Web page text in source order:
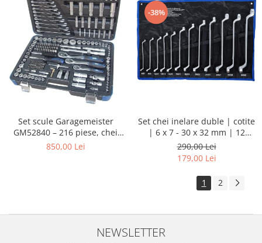
Set scule Garagemeister
GM52840 – 216 piese, chei
tubulare 1/4”, 3/8”, 1/2”, biți,
850,00 Lei
-38%
Set chei inelare duble | cotite
| 6 x 7 - 30 x 32 mm | 12
piese
290,00 Lei
179,00 Lei
1 2
NEWSLETTER